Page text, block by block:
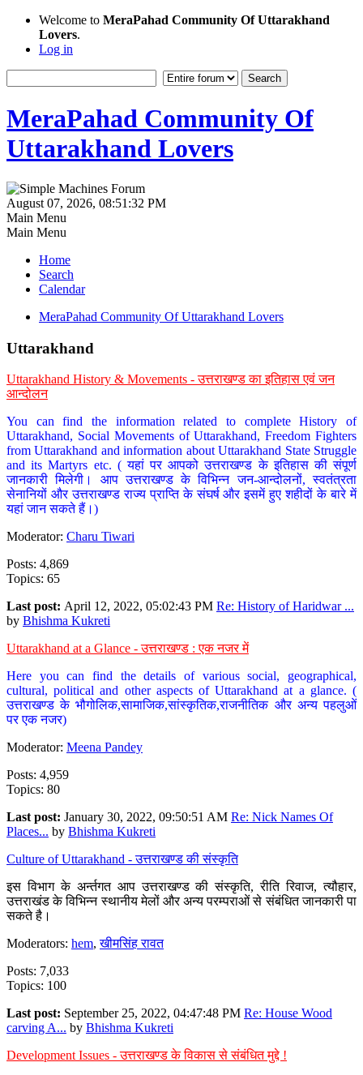
Welcome to MeraPahad Community Of Uttarakhand
Lovers.
Log in
MeraPahad Community Of
Uttarakhand Lovers
August 07, 2026, 08:51:32 PM
Main Menu
Main Menu
Home
Search
Calendar
MeraPahad Community Of Uttarakhand Lovers
Uttarakhand
Uttarakhand History & Movements - उत्तराखण्ड का इतिहास एवं जन
आन्दोलन
You can find the information related to complete History of
Uttarakhand, Social Movements of Uttarakhand, Freedom Fighters
from Uttarakhand and information about Uttarakhand State Struggle
and its Martyrs etc. ( यहां पर आपको उत्तराखण्ड के इतिहास की संपूर्ण
जानकारी मिलेगी। आप उत्तराखण्ड के विभिन्न जन-आन्दोलनों, स्वतंत्रता
सेनानियों और उत्तराखण्ड राज्य प्राप्ति के संघर्ष और इसमें हुए शहीदों के बारे में
यहां जान सकते हैं।)
Moderator: Charu Tiwari
Posts: 4,869
Topics: 65
Last post: April 12, 2022, 05:02:43 PM Re: History of Haridwar ...
by Bhishma Kukreti
Uttarakhand at a Glance - उत्तराखण्ड : एक नजर में
Here you can find the details of various social, geographical,
cultural, political and other aspects of Uttarakhand at a glance. (
उत्तराखण्ड के भौगोलिक,सामाजिक,सांस्कृतिक,राजनीतिक और अन्य पहलुओं
पर एक नजर)
Moderator: Meena Pandey
Posts: 4,959
Topics: 80
Last post: January 30, 2022, 09:50:51 AM Re: Nick Names Of
Places... by Bhishma Kukreti
Culture of Uttarakhand - उत्तराखण्ड की संस्कृति
इस विभाग के अर्न्तगत आप उत्तराखण्ड की संस्कृति, रीति रिवाज, त्यौहार,
उत्तराखंड के विभिन्न स्थानीय मेलों और अन्य परम्पराओं से संबंधित जानकारी पा
सकते है।
Moderators: hem,खीमसिंह रावत
Posts: 7,033
Topics: 100
Last post: September 25, 2022, 04:47:48 PM Re: House Wood
carving A... by Bhishma Kukreti
Development Issues - उत्तराखण्ड के विकास से संबंधित मुद्दे !